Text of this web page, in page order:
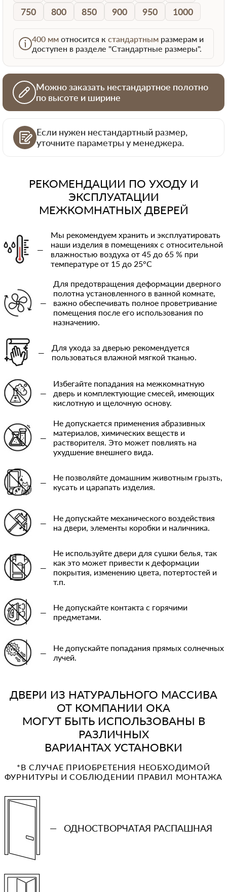
750
800 850 900 950 1000
400 мм относится к стандартным размерам и
доступен в разделе "Стандартные размеры".
Можно заказать нестандартное полотно
по высоте и ширине
Если нужен нестандартный размер,
уточните параметры у менеджера.
РЕКОМЕНДАЦИИ ПО УХОДУ И
ЭКСПЛУАТАЦИИ
МЕЖКОМНАТНЫХ ДВЕРЕЙ
—
Мы рекомендуем хранить и эксплуатировать
наши изделия в помещениях с относительной
влажностью воздуха от 45 до 65 % при
температуре от 15 до 25°C
—
Для предотвращения деформации дверного
полотна установленного в ванной комнате,
важно обеспечивать полное проветривание
помещения после его использования по
назначению.
—
Для ухода за дверью рекомендуется
пользоваться влажной мягкой тканью.
—
Избегайте попадания на межкомнатную
дверь и комплектующие смесей, имеющих
кислотную и щелочную основу.
—
Не допускается применения абразивных
материалов, химических веществ и
растворителя. Это может повлиять на
ухудшение внешнего вида.
—
Не позволяйте домашним животным грызть,
кусать и царапать изделия.
—
Не допускайте механического воздействия
на двери, элементы коробки и наличника.
—
Не используйте двери для сушки белья, так
как это может привести к деформации
покрытия, изменению цвета, потертостей и
т.п.
—
Не допускайте контакта с горячими
предметами.
—
Не допускайте попадания прямых солнечных
лучей.
ДВЕРИ ИЗ НАТУРАЛЬНОГО МАССИВА
ОТ КОМПАНИИ ОКА
МОГУТ БЫТЬ ИСПОЛЬЗОВАНЫ В
РАЗЛИЧНЫХ
ВАРИАНТАХ УСТАНОВКИ
*В СЛУЧАЕ ПРИОБРЕТЕНИЯ НЕОБХОДИМОЙ
ФУРНИТУРЫ И СОБЛЮДЕНИИ ПРАВИЛ МОНТАЖА
— ОДНОСТВОРЧАТАЯ РАСПАШНАЯ